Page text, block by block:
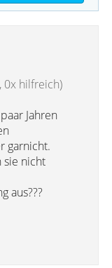
0x hilfreich)
Jahren
garnicht.
sie nicht
aus???